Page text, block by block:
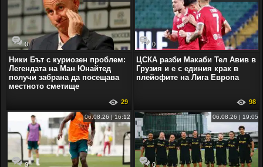
0
Ники Бът с куриозен проблем:
Легендата на Ман Юнайтед
получи забрана да посещава
местното сметище
29
0
ЦСКА разби Макаби Тел Авив в
Грузия и е с единия крак в
плейофите на Лига Европа
98
0
06.08.26 | 16:12
0
06.08.26 | 19:05